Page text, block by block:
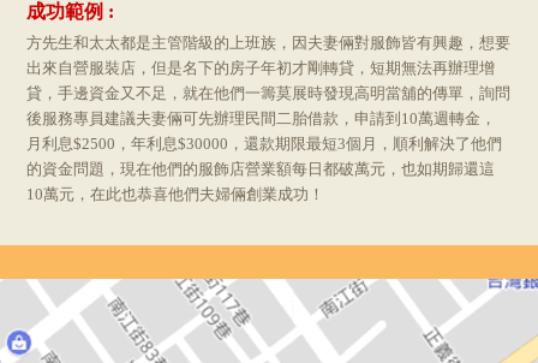
成功範例 :
方先生和太太都是主管階級的上班族，因夫妻倆對服飾皆有興趣，想要
出來自營服裝店，但是名下的房子年初才剛轉貸，短期無法再辦理增
貸，手邊資金又不足，就在他們一籌莫展時發現高明當舖的傳單，詢問
後服務專員建議夫妻倆可先辦理民間二胎借款，申請到10萬週轉金，
月利息$2500，年利息$30000，還款期限最短3個月，順利解決了他們
的資金問題，現在他們的服飾店營業額每日都破萬元，也如期歸還這
10萬元，在此也恭喜他們夫婦倆創業成功！